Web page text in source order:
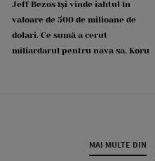
Jeff Bezos își vinde iahtul în
valoare de 500 de milioane de
dolari. Ce sumă a cerut
miliardarul pentru nava sa, Koru
MAI MULTE DIN